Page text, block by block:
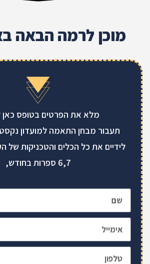
מוכן לרמה הבאה
מלא את הפרטים בטופס
תעבור מבחן התאמה למועדון
לידיים את כל הכלים והטכניקות של
6,7 ספרות בחודש,